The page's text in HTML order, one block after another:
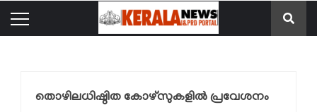
തൊഴിലധിഷ്ഠിത കോഴ്സുകളിൽ പ്രവേശനം